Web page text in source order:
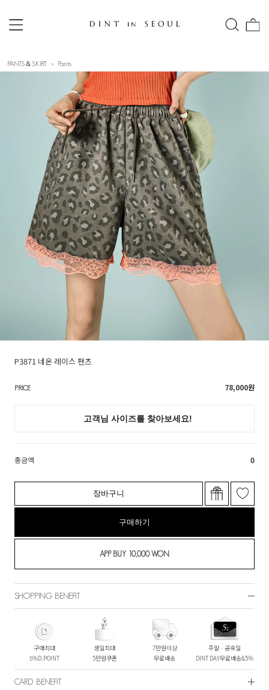
PANTS＆SKIRT Pants
P3871 네온 레이스 팬츠
PRICE 78,000원
총금액 0
장바구니
구매하기
SHOPPING BENEFIT
구매최대
5%D.POINT
생일최대
5만원쿠폰
7만원이상
무료배송
주말ㆍ공휴일
DINT DAY무료배송&5%
CARD BENEFIT